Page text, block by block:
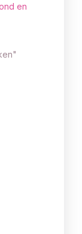
en